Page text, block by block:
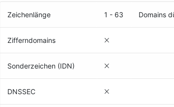
Zeichenlänge 1 - 63 Domains
Zifferndomains
Sonderzeichen (IDN)
DNSSEC